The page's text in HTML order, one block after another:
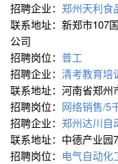
招聘企业： 郑州天利食
联系地址：新郑市107
公司
招聘岗位： 普工
招聘企业： 清考教育培
联系地址：河南省郑州
招聘岗位： 网络销售/5
招聘企业： 郑州达川自
联系地址：中德产业园
招聘岗位： 电气自动化